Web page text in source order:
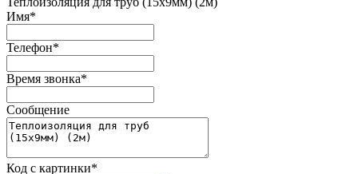
Имя*
Телефон*
Время звонка*
Сообщение
Код с картинки*